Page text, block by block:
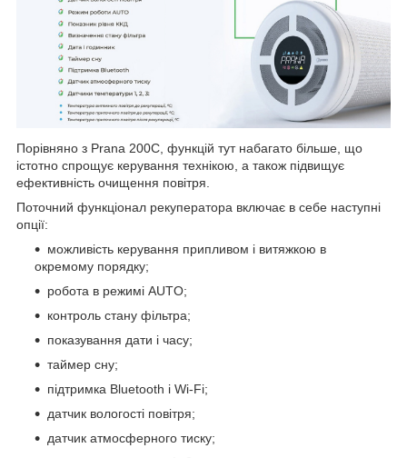
Порівняно з Prana 200C, функцій тут набагато більше, що
істотно спрощує керування технікою, а також підвищує
ефективність очищення повітря.
Поточний функціонал рекуператора включає в себе наступні
опції:
можливість керування припливом і витяжкою в
окремому порядку;
робота в режимі AUTO;
контроль стану фільтра;
показування дати і часу;
таймер сну;
підтримка Bluetooth і Wi-Fi;
датчик вологості повітря;
датчик атмосферного тиску;